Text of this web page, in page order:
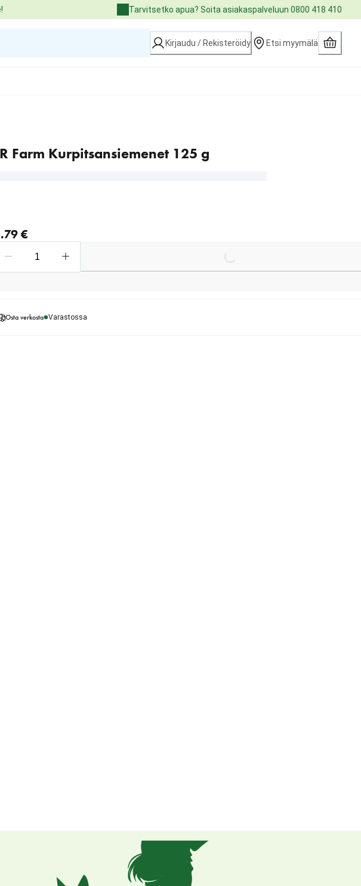
Tarvitsetko apua? Soita asiakaspalveluun 0800 418 410
Kirjaudu / Rekisteröidy Etsi myymälä
Farm Kurpitsansiemenet 125 g
€
Loading...
Osta verkosta Varastossa